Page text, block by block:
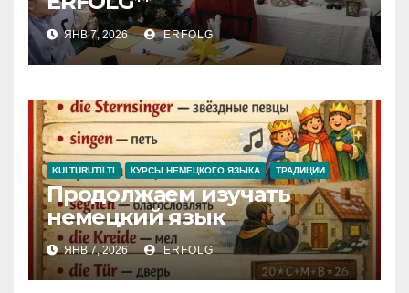
ЯНВ 7, 2026 ERFOLG
KULTURUTILTI КУРСЫ НЕМЕЦКОГО ЯЗЫКА ТРАДИЦИИ
Продолжаем изучать
немецкий язык
ЯНВ 7, 2026 ERFOLG